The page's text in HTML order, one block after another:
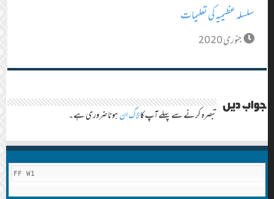
سلسلہ عظیمیہ کی تعلیمات
جنوری 2020
جواب دیں تبصرہ کرنے سے پہلے آپ کالاگ انہونا ضروری ہے۔
FF W1